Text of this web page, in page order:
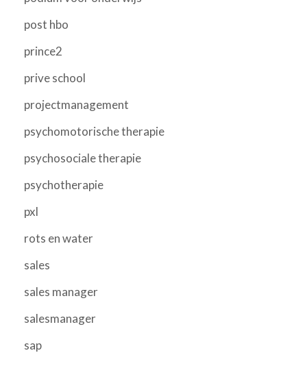
post hbo
prince2
prive school
projectmanagement
psychomotorische therapie
psychosociale therapie
psychotherapie
pxl
rots en water
sales
sales manager
salesmanager
sap